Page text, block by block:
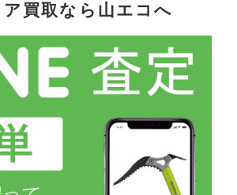
買取なら山エコへ